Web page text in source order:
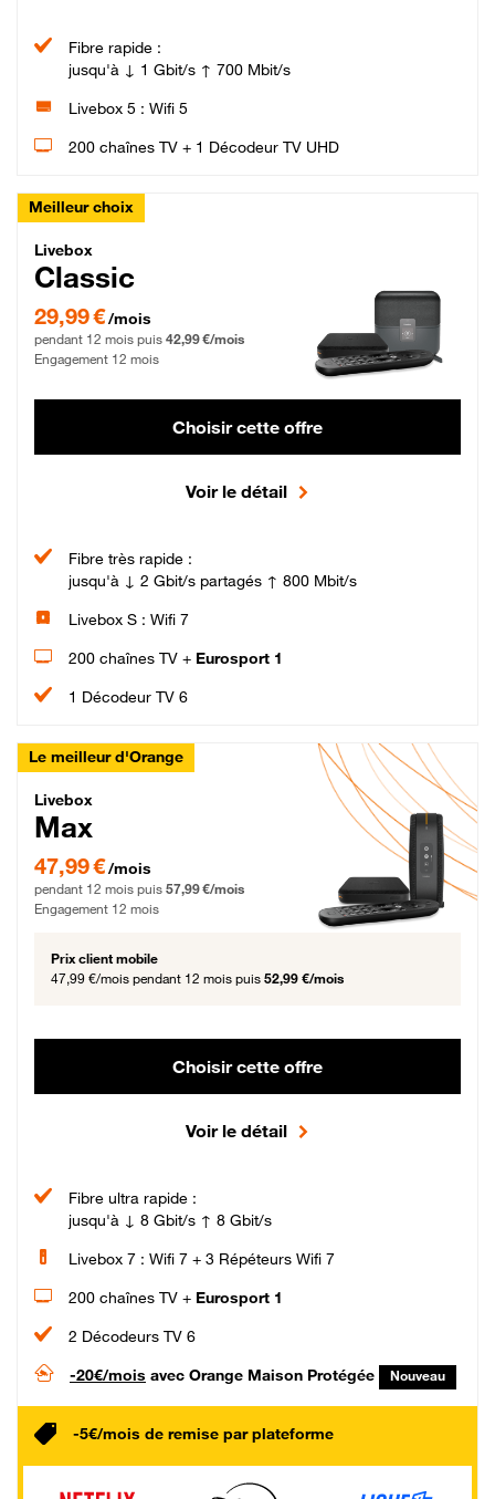
Fibre rapide :
jusqu'à ↓ 1 Gbit/s ↑ 700 Mbit/s
Livebox 5 : Wifi 5
200 chaînes TV + 1 Décodeur TV UHD
Meilleur choix
Livebox Classic Fibre
Livebox
Classic
29,99 € par mois pendant 12 mois puis 42,99 € par mois, Engagement 12 mois
29,99 €/mois
pendant 12 mois puis 42,99 €/mois
Engagement 12 mois
Choisir cette offre
Voir le détail
Fibre très rapide :
jusqu'à ↓ 2 Gbit/s partagés ↑ 800 Mbit/s
Livebox S : Wifi 7
200 chaînes TV + Eurosport 1
1 Décodeur TV 6
Le meilleur d'Orange
Livebox Max Fibre
Livebox
Max
47,99 € par mois pendant 12 mois puis 57,99 € par mois, Engagement 12 mois
47,99 €/mois
pendant 12 mois puis 57,99 €/mois
Engagement 12 mois
Prix client mobile
47,99 €/mois pendant 12 mois puis 52,99 €/mois
Choisir cette offre
Voir le détail
Fibre ultra rapide :
jusqu'à ↓ 8 Gbit/s ↑ 8 Gbit/s
Livebox 7 : Wifi 7 + 3 Répéteurs Wifi 7
200 chaînes TV + Eurosport 1
2 Décodeurs TV 6
-20€/mois avec Orange Maison Protégée Nouveau
-5€/mois de remise par plateforme